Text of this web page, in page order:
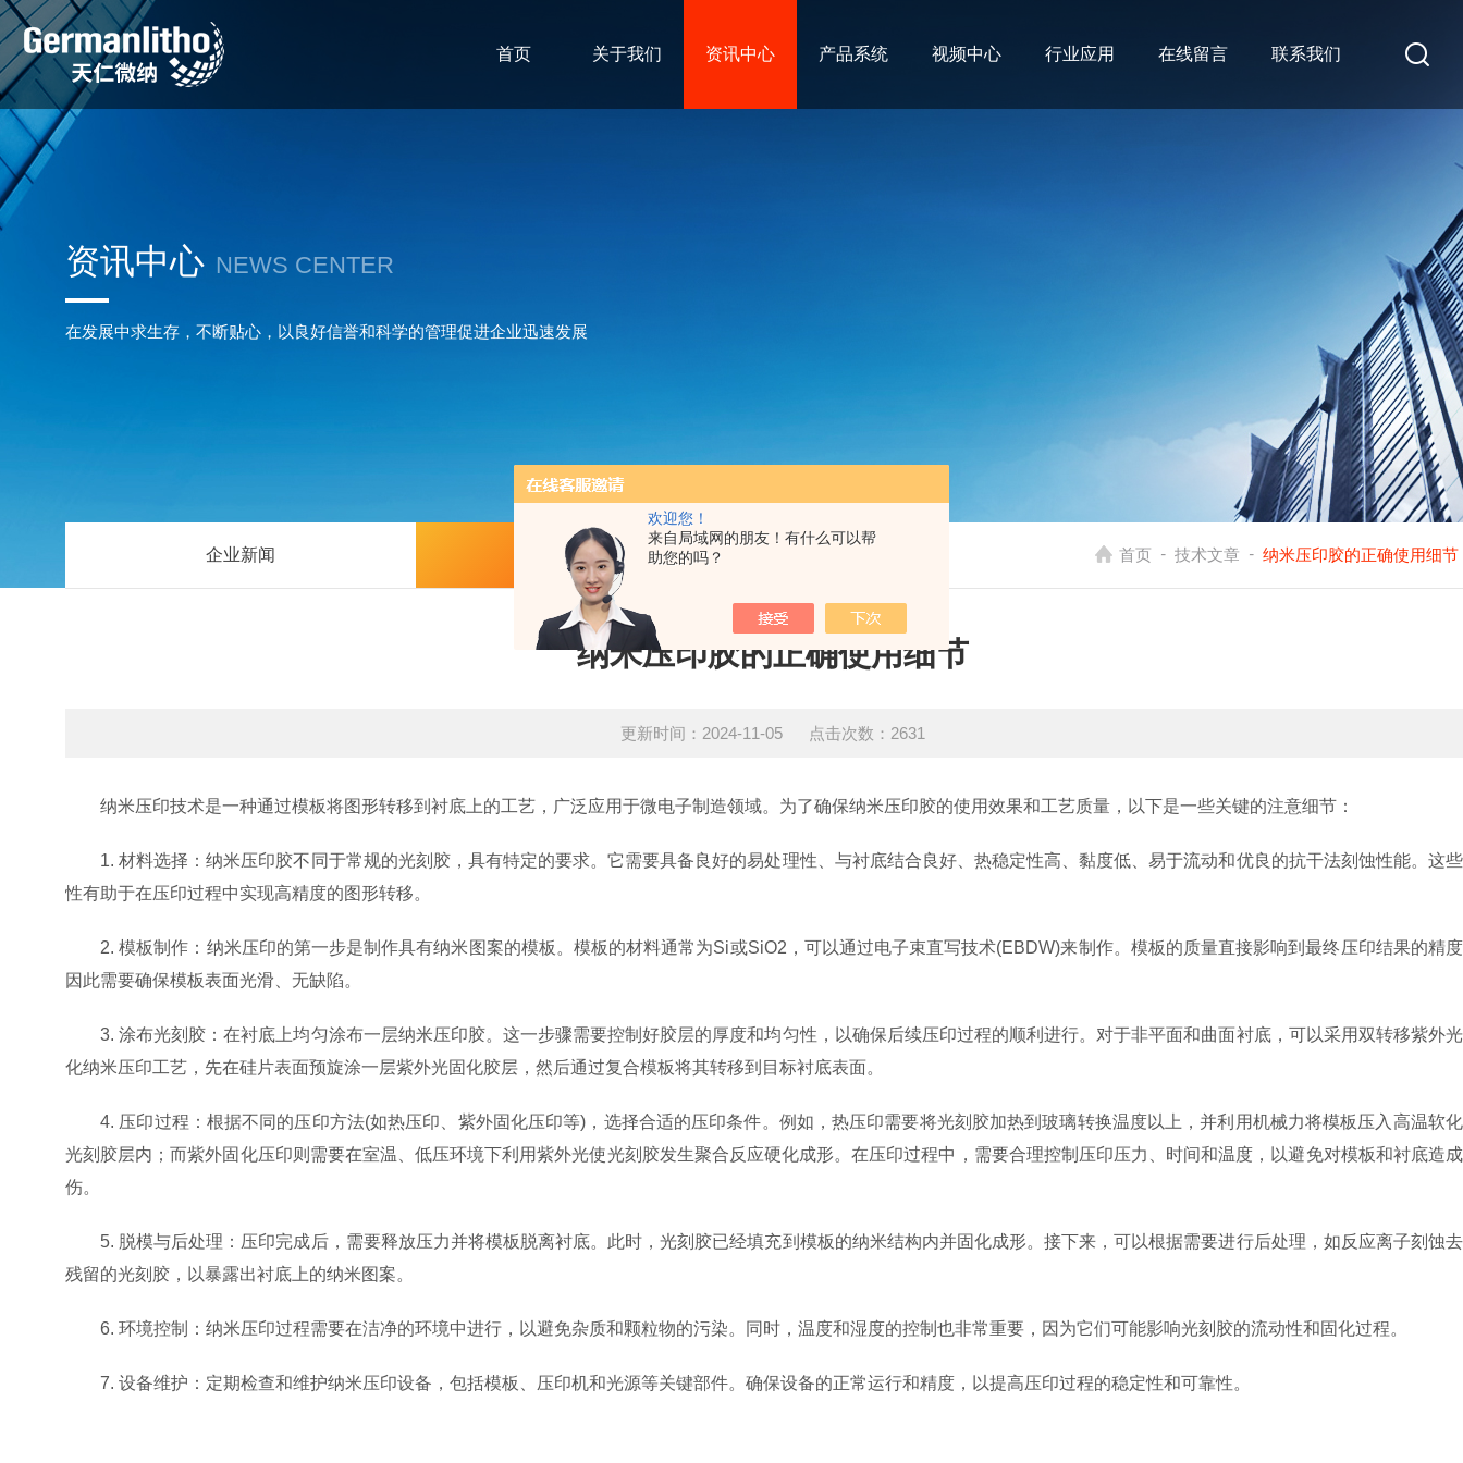
欢迎您！
来自局域网的朋友！有什么可以帮
助您的吗？
首页 关于我们 资讯中心 产品系统 视频中心 行业应用 在线留言 联系我们
资讯中心 NEWS CENTER
在发展中求生存，不断贴心，以良好信誉和科学的管理促进企业迅速发展
企业新闻 技术文章 首页 - 技术文章 - 纳米压印胶的正确使用细节
纳米压印胶的正确使用细节
更新时间：2024-11-05 点击次数：2631
纳米压印技术是一种通过模板将图形转移到衬底上的工艺，广泛应用于微电子制造领域。为了确保纳米压印胶的使用效果和工艺质量，以下是一些关键的注意细节：
1. 材料选择：纳米压印胶不同于常规的光刻胶，具有特定的要求。它需要具备良好的易处理性、与衬底结合良好、热稳定性高、黏度低、易于流动和优良的抗干法刻蚀性能。这
性有助于在压印过程中实现高精度的图形转移。
2. 模板制作：纳米压印的第一步是制作具有纳米图案的模板。模板的材料通常为Si或SiO2，可以通过电子束直写技术(EBDW)来制作。模板的质量直接影响到最终压印结果的精
因此需要确保模板表面光滑、无缺陷。
3. 涂布光刻胶：在衬底上均匀涂布一层纳米压印胶。这一步骤需要控制好胶层的厚度和均匀性，以确保后续压印过程的顺利进行。对于非平面和曲面衬底，可以采用双转移紫外
化纳米压印工艺，先在硅片表面预旋涂一层紫外光固化胶层，然后通过复合模板将其转移到目标衬底表面。
4. 压印过程：根据不同的压印方法(如热压印、紫外固化压印等)，选择合适的压印条件。例如，热压印需要将光刻胶加热到玻璃转换温度以上，并利用机械力将模板压入高温软
光刻胶层内；而紫外固化压印则需要在室温、低压环境下利用紫外光使光刻胶发生聚合反应硬化成形。在压印过程中，需要合理控制压印压力、时间和温度，以避免对模板和衬底造
伤。
5. 脱模与后处理：压印完成后，需要释放压力并将模板脱离衬底。此时，光刻胶已经填充到模板的纳米结构内并固化成形。接下来，可以根据需要进行后处理，如反应离子刻蚀
残留的光刻胶，以暴露出衬底上的纳米图案。
6. 环境控制：纳米压印过程需要在洁净的环境中进行，以避免杂质和颗粒物的污染。同时，温度和湿度的控制也非常重要，因为它们可能影响光刻胶的流动性和固化过程。
7. 设备维护：定期检查和维护纳米压印设备，包括模板、压印机和光源等关键部件。确保设备的正常运行和精度，以提高压印过程的稳定性和可靠性。